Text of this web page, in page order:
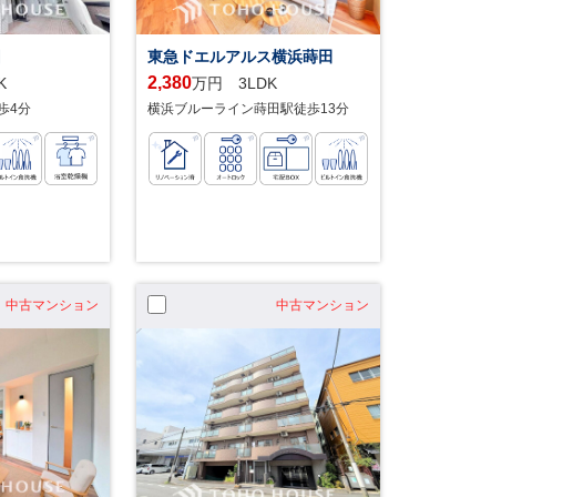
4分
東急ドエルアルス横浜蒔田
2,380万円 3LDK
横浜ブルーライン蒔田駅徒歩13分
中古マンション 中古マンション